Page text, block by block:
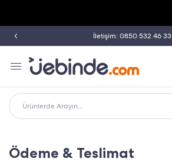
İletişim: 0850 532 46 33
Ürünlerde Arayın...
Ödeme & Teslimat